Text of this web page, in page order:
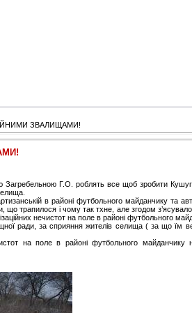
ЗВАЛИЩАМИ!
Г.О. роблять все щоб зробити
в районі футбольного майданчику та
що трапилося і чому так тхне, але згодом
нечистот на поле в районі футбольного
ради, за сприяння жителів селища ( за що їм
на поле в районі футбольного